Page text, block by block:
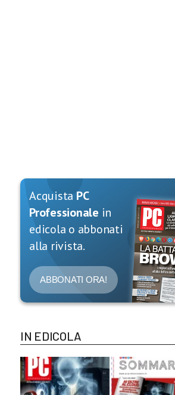
Acquista PC
Professionale in
edicola o abbonati
alla rivista.
ABBONATI ORA!
IN EDICOLA